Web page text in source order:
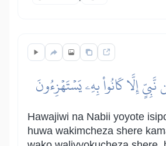
إِلَّا كَانُواْ بِهِۦ يَسۡتَهۡزِءُونَ
Hawajiwi na Nabii yoyote
huwa wakimcheza shere